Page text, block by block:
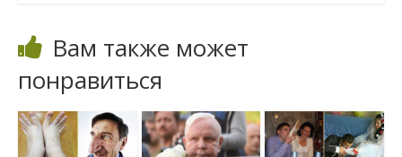
Вам также может
понравиться